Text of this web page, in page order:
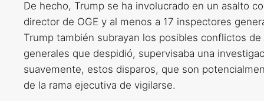
De hecho, Trump se ha involucrado en un asalto
director de OGE y al menos a 17 inspectores
Trump también subrayan los posibles conflictos
generales que despidió, supervisaba una
suavemente, estos disparos, que son
de la rama ejecutiva de vigilarse.